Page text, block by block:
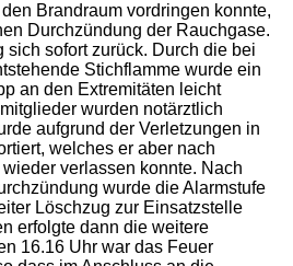
Brandraum vordringen konnte,
Durchzündung der Rauchgase.
sich sofort zurück. Durch die bei
Stichflamme wurde ein
an den Extremitäten leicht
wurden notärztlich
aufgrund der Verletzungen in
welches er aber nach
verlassen konnte. Nach
wurde die Alarmstufe
Löschzug zur Einsatzstelle
erfolgte dann die weitere
16.16 Uhr war das Feuer